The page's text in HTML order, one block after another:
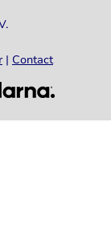
| Contact